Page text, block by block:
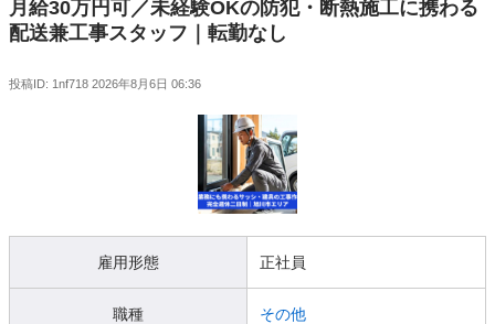
月給30万円可／未経験OKの防犯・断熱施工に携わる
配送兼工事スタッフ｜転勤なし
投稿ID: 1nf718 2026年8月6日 06:36
雇用形態 正社員
職種 その他